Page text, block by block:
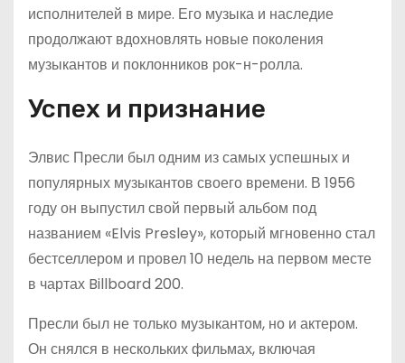
исполнителей в мире. Его музыка и наследие
продолжают вдохновлять новые поколения
музыкантов и поклонников рок-н-ролла.
Успех и признание
Элвис Пресли был одним из самых успешных и
популярных музыкантов своего времени. В 1956
году он выпустил свой первый альбом под
названием «Elvis Presley», который мгновенно стал
бестселлером и провел 10 недель на первом месте
в чартах Billboard 200.
Пресли был не только музыкантом, но и актером.
Он снялся в нескольких фильмах, включая